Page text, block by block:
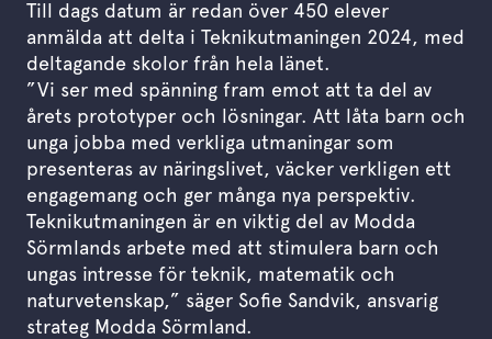
Till dags datum är redan över 450 elever
anmälda att delta i Teknikutmaningen 2024, med
deltagande skolor från hela länet.
”Vi ser med spänning fram emot att ta del av
årets prototyper och lösningar. Att låta barn och
unga jobba med verkliga utmaningar som
presenteras av näringslivet, väcker verkligen ett
engagemang och ger många nya perspektiv.
Teknikutmaningen är en viktig del av Modda
Sörmlands arbete med att stimulera barn och
ungas intresse för teknik, matematik och
naturvetenskap,” säger Sofie Sandvik, ansvarig
strateg Modda Sörmland.